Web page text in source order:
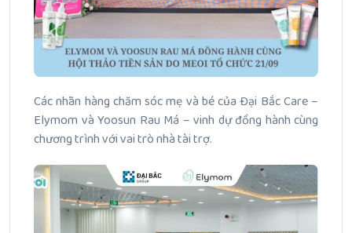
Các nhãn hàng chăm sóc mẹ và bé của Đại Bắc Care –
Elymom và Yoosun Rau Má – vinh dự đồng hành cùng
chương trình với vai trò nhà tài trợ.